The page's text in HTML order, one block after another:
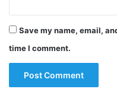
Save my name, email,
time I comment.